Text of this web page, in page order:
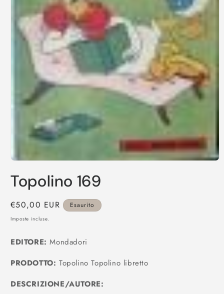
multimediali
finestra
modale
Topolino 169
Prezzo
di
€50,00 EUR Esaurito
Imposte incluse.
EDITORE: Mondadori
PRODOTTO: Topolino Topolino libretto
DESCRIZIONE/AUTORE: